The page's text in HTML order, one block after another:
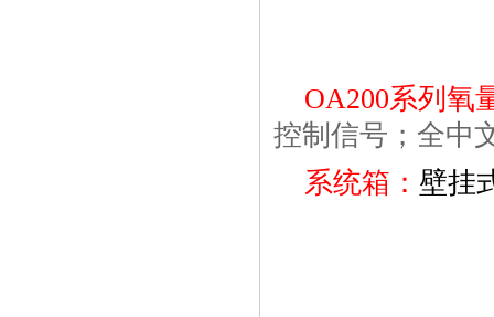
OA200系列氧
控制信号；全中
系统箱： 壁挂